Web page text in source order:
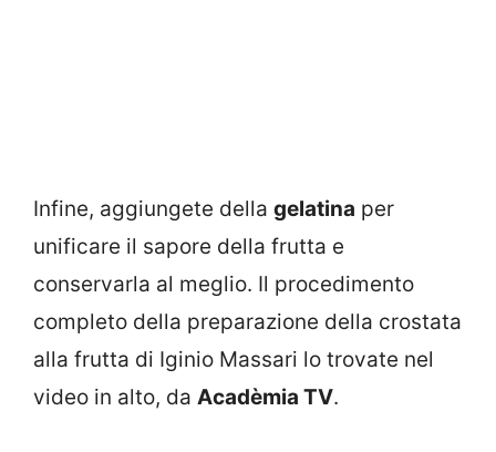
Infine, aggiungete della gelatina per
unificare il sapore della frutta e
conservarla al meglio. Il procedimento
completo della preparazione della crostata
alla frutta di Iginio Massari lo trovate nel
video in alto, da Acadèmia TV.